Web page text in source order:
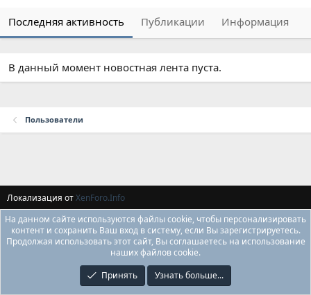
Последняя активность Публикации Информация
В данный момент новостная лента пуста.
Пользователи
Локализация отXenForo.Info
На данном сайте используются файлы cookie, чтобы персонализировать
контент и сохранить Ваш вход в систему, если Вы зарегистрируетесь.
Продолжая использовать этот сайт, Вы соглашаетесь на использование
наших файлов cookie.
Принять
Узнать больше...